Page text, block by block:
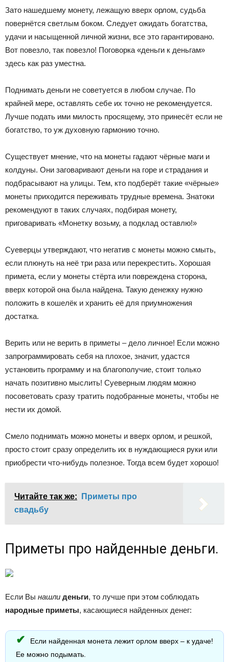
Зато нашедшему монету, лежащую вверх орлом, судьба
повернётся светлым боком. Следует ожидать богатства,
удачи и насыщенной личной жизни, все это гарантировано.
Вот повезло, так повезло! Поговорка «деньги к деньгам»
здесь как раз уместна.
Поднимать деньги не советуется в любом случае. По
крайней мере, оставлять себе их точно не рекомендуется.
Лучше подать ими милость просящему, это принесёт если не
богатство, то уж духовную гармонию точно.
Существует мнение, что на монеты гадают чёрные маги и
колдуны. Они заговаривают деньги на горе и страдания и
подбрасывают на улицы. Тем, кто подберёт такие «чёрные»
монеты приходится переживать трудные времена. Знатоки
рекомендуют в таких случаях, подбирая монету,
приговаривать «Монетку возьму, а подклад оставлю!»
Суеверцы утверждают, что негатив с монеты можно смыть,
если плюнуть на неё три раза или перекрестить. Хорошая
примета, если у монеты стёрта или повреждена сторона,
вверх которой она была найдена. Такую денежку нужно
положить в кошелёк и хранить её для приумножения
достатка.
Верить или не верить в приметы – дело личное! Если можно
запрограммировать себя на плохое, значит, удастся
установить программу и на благополучие, стоит только
начать позитивно мыслить! Суеверным людям можно
посоветовать сразу тратить подобранные монеты, чтобы не
нести их домой.
Смело поднимать можно монеты и вверх орлом, и решкой,
просто стоит сразу определить их в нуждающиеся руки или
приобрести что-нибудь полезное. Тогда всем будет хорошо!
Читайте так же:
Приметы про
свадьбу
Приметы про найденные деньги.
Если Вы нашли деньги, то лучше при этом соблюдать
народные приметы, касающиеся найденных денег:
Если найденная монета лежит орлом вверх – к удаче!
Ее можно подымать.